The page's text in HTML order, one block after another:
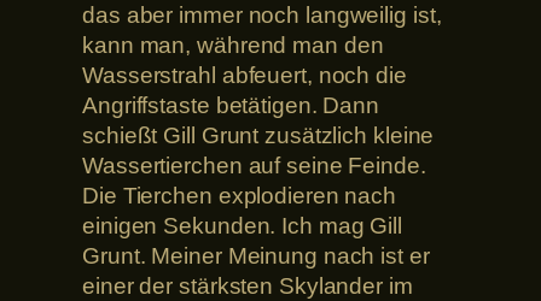
das aber immer noch langweilig ist,
kann man, während man den
Wasserstrahl abfeuert, noch die
Angriffstaste betätigen. Dann
schießt Gill Grunt zusätzlich kleine
Wassertierchen auf seine Feinde.
Die Tierchen explodieren nach
einigen Sekunden. Ich mag Gill
Grunt. Meiner Meinung nach ist er
einer der stärksten Skylander im